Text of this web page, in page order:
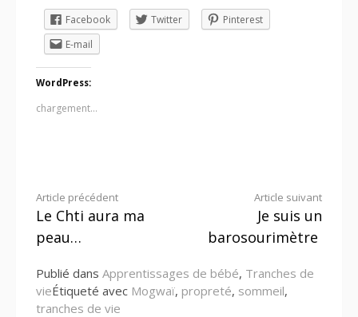
Facebook Twitter
Pinterest
E-mail
WordPress:
chargement…
Lire
la
Article précédent
Le Chti aura ma
peau…
Article suivant
Je suis un
barosourimètre
Publié dans Apprentissages de bébé, Tranches de
vieÉtiqueté avec Mogwaï, propreté, sommeil,
tranches de vie